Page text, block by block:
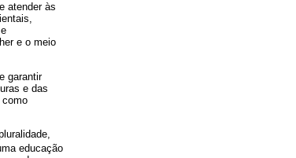
atender às
e o meio
garantir
e das
como
educação